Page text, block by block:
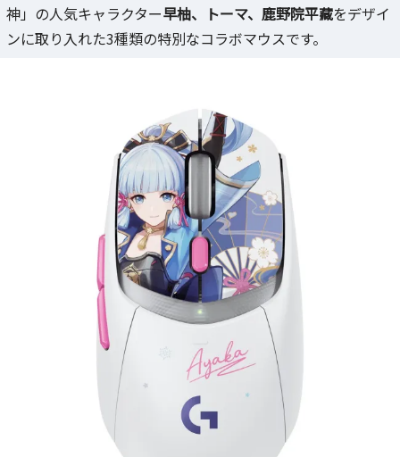
神」の人気キャラクター早柚、トーマ、鹿野院平藏をデザイ
ンに取り入れた3種類の特別なコラボマウスです。